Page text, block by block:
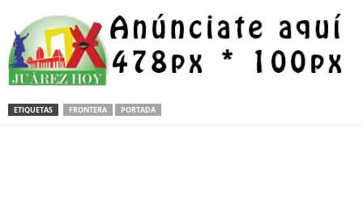
ETIQUETAS FRONTERA PORTADA